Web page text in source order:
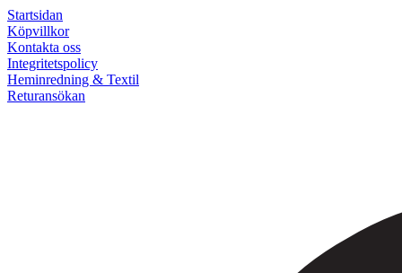
Startsidan
Köpvillkor
Kontakta oss
Integritetspolicy
Heminredning & Textil
Returansökan